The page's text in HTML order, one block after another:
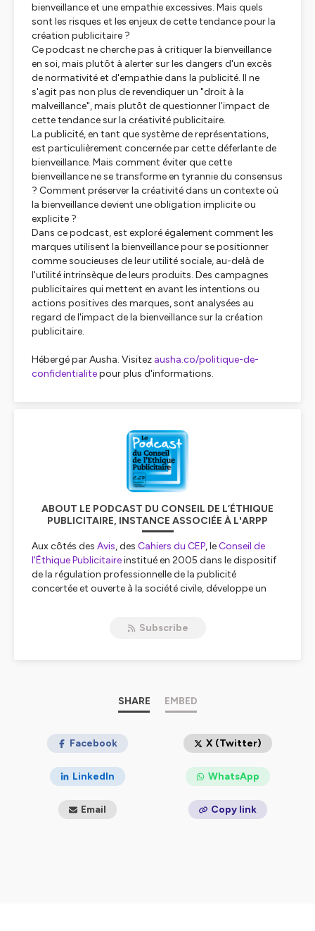
bienveillance et une empathie excessives. Mais quels
sont les risques et les enjeux de cette tendance pour la
création publicitaire ?
Cepodcast ne cherche pas à critiquer la bienveillance
en soi, mais plutôt à alerter sur les dangers d'un excès
de normativité et d'empathie dans la publicité. Il ne
s'agit pas non plus de revendiquer un "droit à la
malveillance", mais plutôt de questionner l'impact de
cette tendance sur la créativité publicitaire.
La publicité, en tant que système de représentations,
est particulièrement concernée par cette déferlante de
bienveillance. Mais comment éviter que cette
bienveillance ne se transforme en tyrannie du consensus
? Comment préserver la créativité dans un contexte où
la bienveillance devient une obligation implicite ou
explicite ?
Dans cepodcast, est exploré également comment les
marques utilisent la bienveillance pour se positionner
comme soucieuses de leur utilité sociale, au-delà de
l'utilité intrinsèque de leurs produits. Des campagnes
publicitaires qui mettent en avant les intentions ou
actions positives des marques, sont analysées au
regard de l'impact de la bienveillance sur la création
publicitaire.
Hébergé par Ausha. Visitez ausha.co/politique-de-
confidentialitepour plus d'informations.
ABOUT LE PODCAST DU CONSEIL DE L’ÉTHIQUE
PUBLICITAIRE, INSTANCE ASSOCIÉE À L'ARPP
Aux côtés des Avis, des Cahiers du CEP, leConseil de
l'Éthique Publicitaireinstitué en 2005 dans le dispositif
de la régulation professionnelle de la publicité
concertée et ouverte à la société civile, développe un
Hébergé par Ausha. Visitezausha.co/politique-de-
Subscribe
SHARE EMBED
Facebook X (Twitter)
LinkedIn WhatsApp
Email Copy link